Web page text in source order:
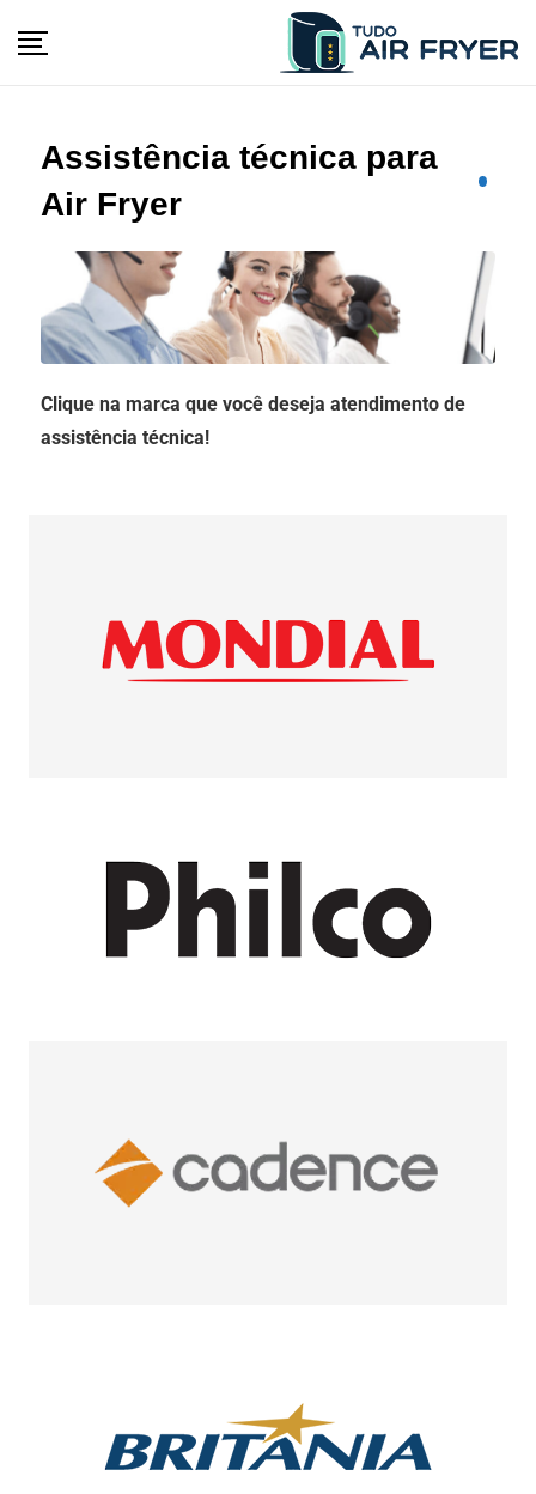
Assistência técnica para
Air Fryer
Clique na marca que você deseja atendimento de
assistência técnica!